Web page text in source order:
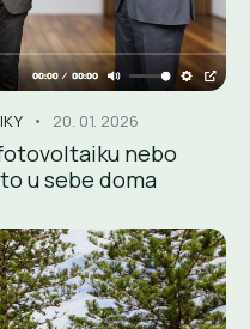
20. 01. 2026
nebo
u sebe doma